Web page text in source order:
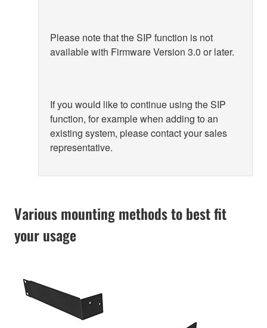
Please note that the SIP function is not
available with Firmware Version 3.0 or later.
If you would like to continue using the SIP
function, for example when adding to an
existing system, please contact your sales
representative.
Various mounting methods to best fit
your usage